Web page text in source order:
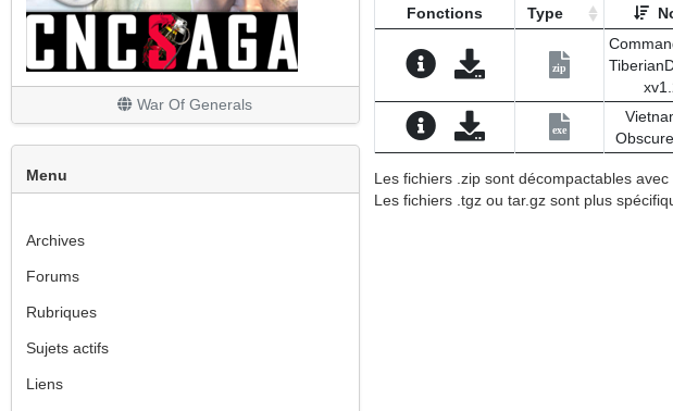
Le site est en travaux
Les finitions
War Of Generals
Menu
Archives
Forums
Rubriques
Sujets actifs
Liens
Fonctions Type
zip
exe
Les fichiers .zip sont décompactables avec
Les fichiers .tgz ou tar.gz sont plus